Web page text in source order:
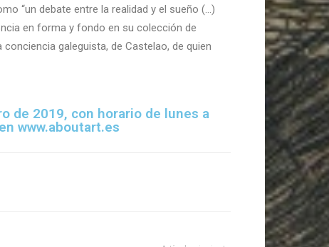
“un debate entre la realidad y el sueño (…)
en forma y fondo en su colección de
galeguista, de Castelao, de quien
de 2019, con horario de lunes a
www.aboutart.es